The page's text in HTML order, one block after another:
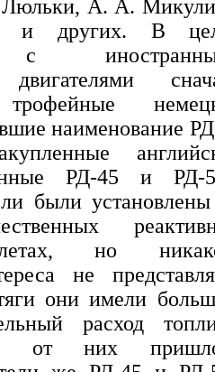
А. А.
и других. В
с
двигателями
трофейные
наименование
РД-45 и РД-
были
но
не
они имели
расход
от них